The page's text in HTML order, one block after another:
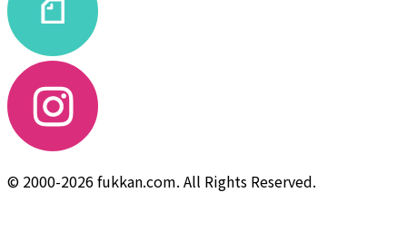
© 2000-2026 fukkan.com. All Rights Reserved.